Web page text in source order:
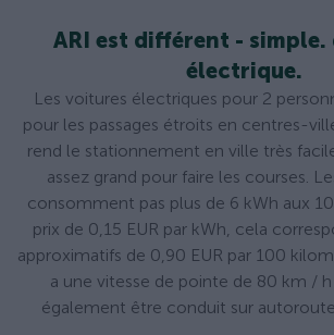
ARI est différent -
électrique.
Les voitures électriques pour 2
pour les passages étroits en centres-
rend le stationnement en ville très
assez grand pour faire les courses.
consomment pas plus de 6 kWh aux
prix de 0,15 EUR par kWh, cela
approximatifs de 0,90 EUR par 100
a une vitesse de pointe de 80 km /
également être conduit sur